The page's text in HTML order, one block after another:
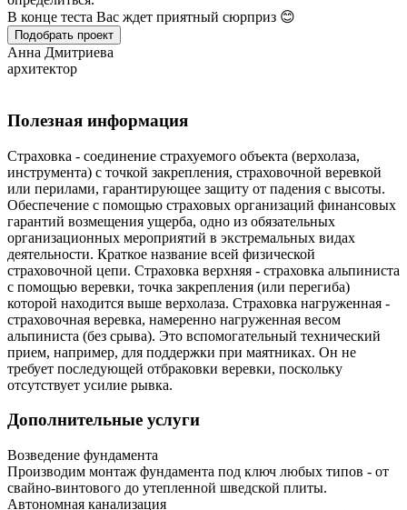
В конце теста Вас ждет приятный сюрприз 😊
Подобрать проект
Анна Дмитриева
архитектор
Полезная информация
Страховка - соединение страхуемого объекта (верхолаза,
инструмента) с точкой закрепления, страховочной веревкой
или перилами, гарантирующее защиту от падения с высоты.
Обеспечение с помощью страховых организаций финансовых
гарантий возмещения ущерба, одно из обязательных
организационных мероприятий в экстремальных видах
деятельности. Краткое название всей физической
страховочной цепи. Страховка верхняя - страховка альпиниста
с помощью веревки, точка закрепления (или перегиба)
которой находится выше верхолаза. Страховка нагруженная -
страховочная веревка, намеренно нагруженная весом
альпиниста (без срыва). Это вспомогательный технический
прием, например, для поддержки при маятниках. Он не
требует последующей отбраковки веревки, поскольку
отсутствует усилие рывка.
Дополнительные услуги
Возведение фундамента
Производим монтаж фундамента под ключ любых типов - от
свайно-винтового до утепленной шведской плиты.
Автономная канализация